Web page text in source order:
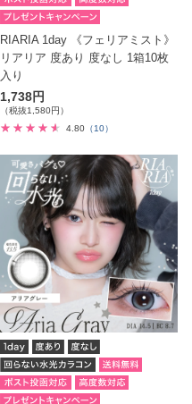
RIARIA 1day 《フェリアミスト》
リアリア 度あり 度なし 1箱10枚
入り
1,738円
（税抜1,580円）
4.80 （10）